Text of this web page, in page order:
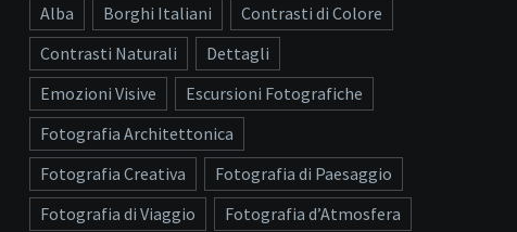
Alba Borghi Italiani
Contrasti di Colore
Contrasti Naturali
Dettagli
Emozioni Visive
Escursioni Fotografiche
Fotografia Architettonica
Fotografia Creativa
Fotografia di Paesaggio
Fotografia di Viaggio
Fotografia d’Atmosfera